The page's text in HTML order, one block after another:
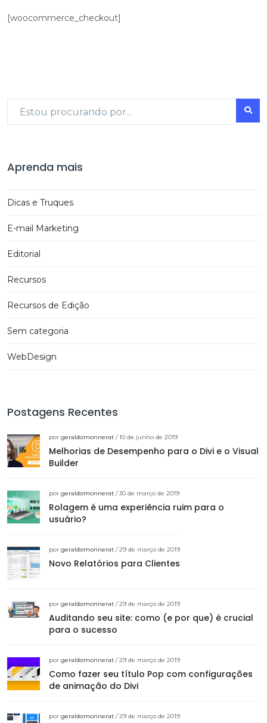
[woocommerce_checkout]
Aprenda mais
Dicas e Truques
E-mail Marketing
Editorial
Recursos
Recursos de Edição
Sem categoria
WebDesign
Postagens Recentes
por geraldomonnerat / 10 de junho de 2019
Melhorias de Desempenho para o Divi e o Visual
Builder
por geraldomonnerat / 30 de março de 2019
Rolagem é uma experiência ruim para o
usuário?
por geraldomonnerat / 29 de março de 2019
Novo Relatórios para Clientes
por geraldomonnerat / 29 de março de 2019
Auditando seu site: como (e por que) é crucial
para o sucesso
por geraldomonnerat / 29 de março de 2019
Como fazer seu título Pop com configurações
de animação do Divi
por geraldomonnerat / 29 de março de 2019